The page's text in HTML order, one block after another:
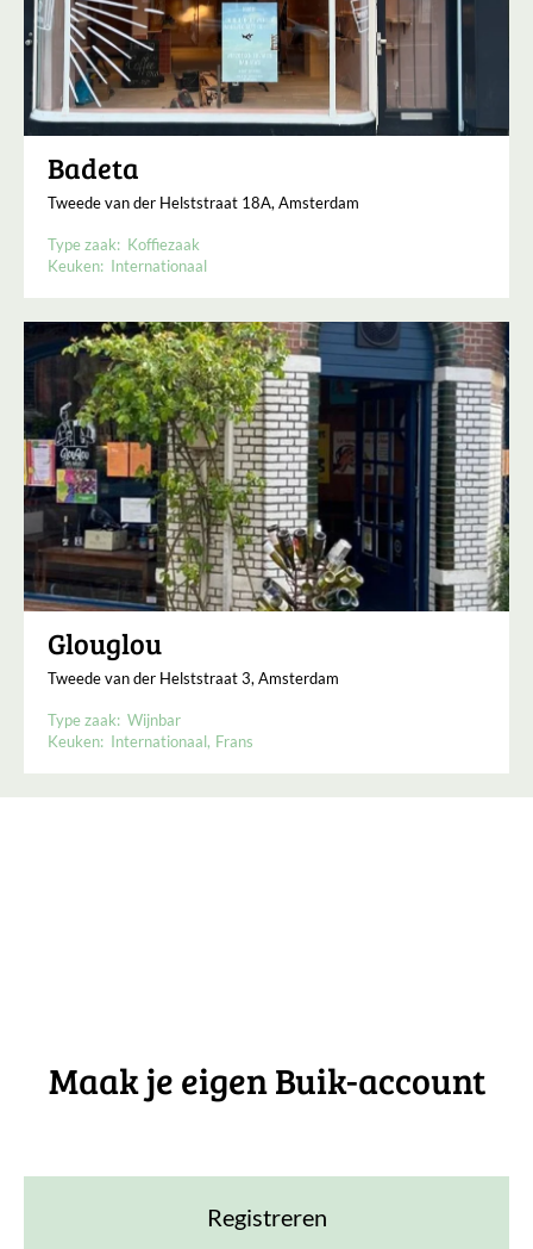
Badeta
Tweede van der Helststraat 18A, Amsterdam
Type zaak: Koffiezaak
Keuken: Internationaal
Glouglou
Tweede van der Helststraat 3, Amsterdam
Type zaak: Wijnbar
Keuken: Internationaal Frans
Maak je eigen Buik-account
Registreren